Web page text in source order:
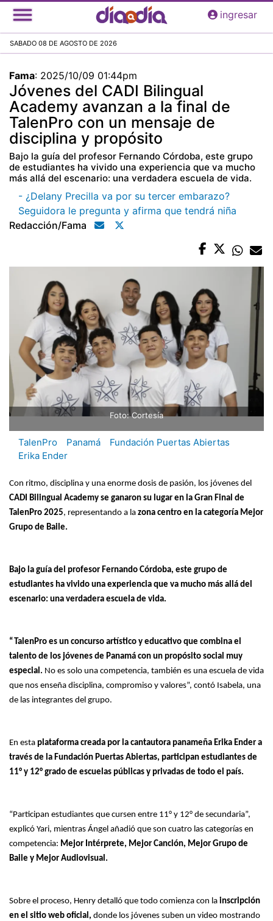
Pasar
al
principal
ingresar
SABADO 08 DE AGOSTO DE 2026
Fama: 2025/10/09 01:44pm
Jóvenes del CADI Bilingual
Academy avanzan a la final de
TalenPro con un mensaje de
disciplina y propósito
Bajo la guía del profesor Fernando Córdoba, este grupo
de estudiantes ha vivido una experiencia que va mucho
más allá del escenario: una verdadera escuela de vida.
- ¿Delany Precilla va por su tercer embarazo?
Seguidora le pregunta y afirma que tendrá niña
Redacción/fama
Foto: Cortesía
TalenPro Panamá
Fundación Puertas Abiertas
Erika Ender
Con ritmo, disciplina y una enorme dosis de pasión, los jóvenes del
CADI Bilingual Academy se ganaron su lugar en la Gran Final de
TalenPro 2025, representando a la zona centro en la categoría Mejor
Grupo de Baile.
Bajo la guía del profesor Fernando Córdoba, este grupo de
estudiantes ha vivido una experiencia que va mucho más allá del
escenario: una verdadera escuela de vida.
“TalenPro es un concurso artístico y educativo que combina el
talento de los jóvenes de Panamá con un propósito social muy
especial. No es solo una competencia, también es una escuela de vida
que nos enseña disciplina, compromiso y valores”, contó Isabela, una
de las integrantes del grupo.
En esta plataforma creada por la cantautora panameña Erika Ender a
través de la Fundación Puertas Abiertas, participan estudiantes de
11° y 12° grado de escuelas públicas y privadas de todo el país.
“Participan estudiantes que cursen entre 11° y 12° de secundaria”,
explicó Yari, mientras Ángel añadió que son cuatro las categorías en
competencia: Mejor Intérprete, Mejor Canción, Mejor Grupo de
Baile y Mejor Audiovisual.
Sobre el proceso, Henry detalló que todo comienza con la inscripción
en el sitio web oficial, donde los jóvenes suben un video mostrando